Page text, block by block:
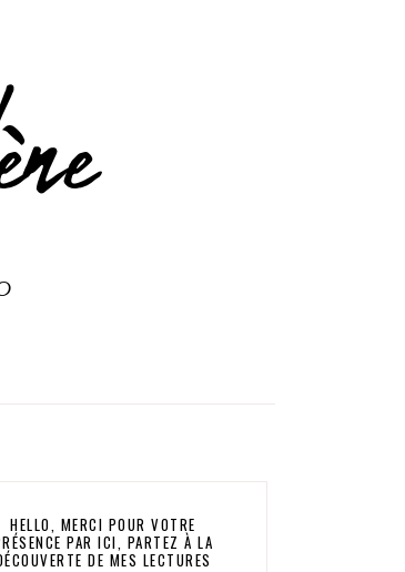
HELLO, MERCI POUR VOTRE
PAR ICI, PARTEZ À LA
DE MES LECTURES